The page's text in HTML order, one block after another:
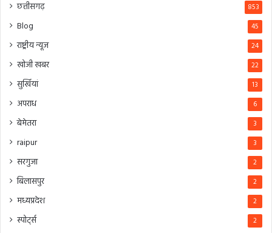
छत्तीसगढ़ 853
Blog 45
राष्ट्रीय न्यूज 24
खोजी खबर 22
सुर्खियां 13
अपराध 6
बेमेतरा 3
raipur 3
सरगुजा 2
बिलासपुर 2
मध्यप्रदेश 2
स्पोर्ट्स 2